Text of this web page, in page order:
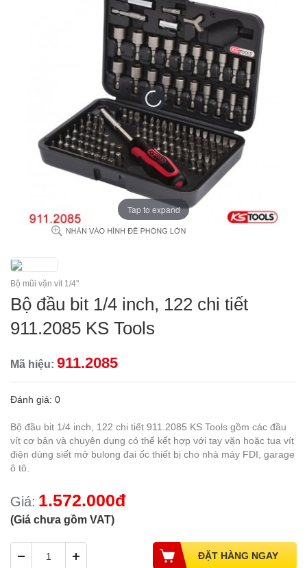
Tap to expand
Bộ mũi vặn vít 1/4"
Bộ đầu bit 1/4 inch, 122 chi tiết
911.2085 KS Tools
Mã hiệu: 911.2085
Đánh giá: 0
Bộ đầu bit 1/4 inch, 122 chi tiết 911.2085 KS Tools gồm các đầu
vít cơ bản và chuyên dụng có thể kết hợp với tay vặn hoặc tua vít
điện dùng siết mở bulong đai ốc thiết bị cho nhà máy FDI, garage
ô tô.
Giá: 1.572.000đ
(Giá chưa gồm VAT)